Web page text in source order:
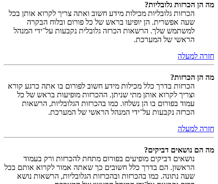
מה הן הכרזות גלובליות?
הכרזות גלובליות מכילות מידע חשוב ואתה צריך לקרוא אותן בכל
שעה אפשרית. הן יופיעו בראש של כל פורום ובלוח הבקרה
למשתמש שלך. הרשאות הכרזה גלובלית נקבעות על־ידי המנהל
הראשי של המערכת.
חזרה למעלה
מה הן הכרזות?
הכרזות בדרך כלל מכילות מידע חשוב לפורום בו אתה כרגע קורא
וצריך לקרוא אותן מתי שניתן. ההכרזות מופיעות בראש של כל
עמוד בפורום בו הן נשלחו. כמו בהכרזות הגלובליות, הרשאות
הכרזה נקבעות על־ידי המנהל הראשי של המערכת.
חזרה למעלה
מה הם נושאים דביקים?
נושאים דביקים מופיעים בפורום מתחת להכרזות ורק בעמוד
הראשון. הם בדרך כלל חשובים כך שאתה אמור לקרוא אותם בכל
שעה נתונה. כמו בהכרזות ובהכרזות הגלובליות, הרשאות נושא